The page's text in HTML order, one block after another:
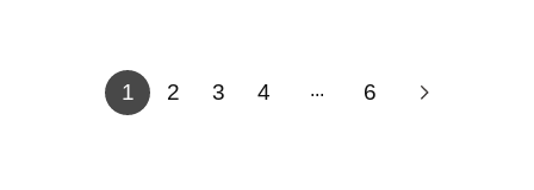
1 2 3 4 ... 6